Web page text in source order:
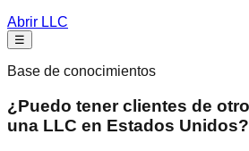
Abrir LLC
☰
Base de conocimientos
¿Puedo tener clientes de
una LLC en Estados Unidos?